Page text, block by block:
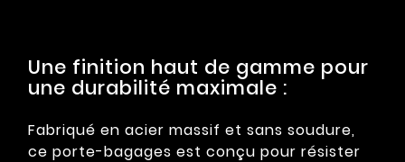
Une finition haut de gamme pour
une durabilité maximale :
Fabriqué en acier massif et sans soudure,
ce porte-bagages est conçu pour résister